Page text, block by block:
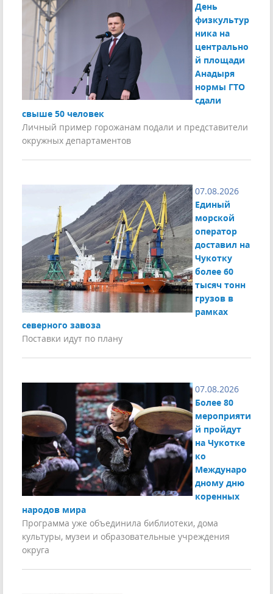
День
физкультур
ника на
центрально
й площади
Анадыря
нормы ГТО
сдали
свыше 50 человек
Личный пример горожанам подали и представители
окружных департаментов
07.08.2026
Единый
морской
оператор
доставил на
Чукотку
более 60
тысяч тонн
грузов в
рамках
северного завоза
Поставки идут по плану
07.08.2026
Более 80
мероприяти
й пройдут
на Чукотке
ко
Междунаро
дному дню
коренных
народов мира
Программа уже объединила библиотеки, дома
культуры, музеи и образовательные учреждения
округа